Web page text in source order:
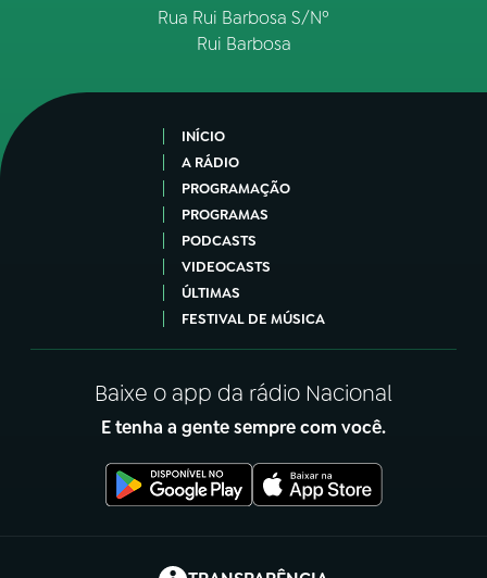
Rua Rui Barbosa S/Nº
Rui Barbosa
INÍCIO
A RÁDIO
PROGRAMAÇÃO
PROGRAMAS
PODCASTS
VIDEOCASTS
ÚLTIMAS
FESTIVAL DE MÚSICA
Baixe o app da rádio Nacional
E tenha a gente sempre com você.